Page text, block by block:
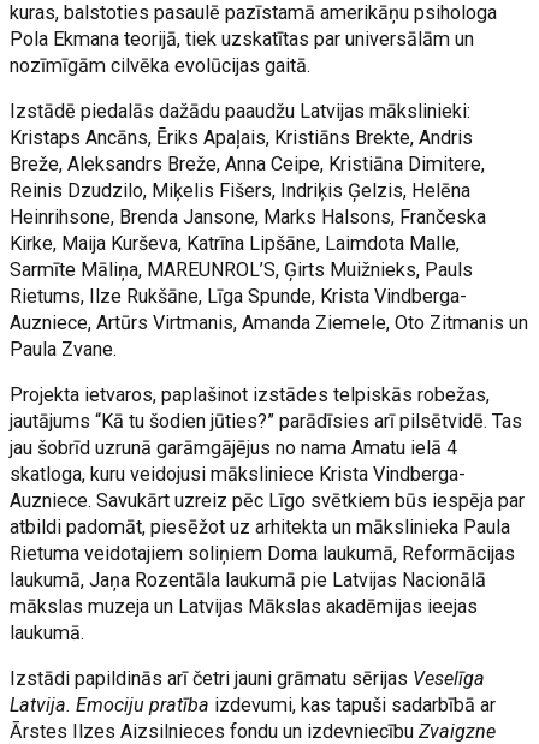
kuras, balstoties pasaulē pazīstamā amerikāņu psihologa
Pola Ekmana teorijā, tiek uzskatītas par universālām un
nozīmīgām cilvēka evolūcijas gaitā.
Izstādē piedalās dažādu paaudžu Latvijas mākslinieki:
Kristaps Ancāns, Ēriks Apaļais, Kristiāns Brekte, Andris
Breže, Aleksandrs Breže, Anna Ceipe, Kristiāna Dimitere,
Reinis Dzudzilo, Miķelis Fišers, Indriķis Ģelzis, Helēna
Heinrihsone, Brenda Jansone, Marks Halsons, Frančeska
Kirke, Maija Kurševa, Katrīna Lipšāne, Laimdota Malle,
Sarmīte Māliņa, MAREUNROL’S, Ģirts Muižnieks, Pauls
Rietums, Ilze Rukšāne, Līga Spunde, Krista Vindberga-
Auzniece, Artūrs Virtmanis, Amanda Ziemele, Oto Zitmanis un
Paula Zvane.
Projekta ietvaros, paplašinot izstādes telpiskās robežas,
jautājums “Kā tu šodien jūties?” parādīsies arī pilsētvidē. Tas
jau šobrīd uzrunā garāmgājējus no nama Amatu ielā 4
skatloga, kuru veidojusi māksliniece Krista Vindberga-
Auzniece. Savukārt uzreiz pēc Līgo svētkiem būs iespēja par
atbildi padomāt, piesēžot uz arhitekta un mākslinieka Paula
Rietuma veidotajiem soliņiem Doma laukumā, Reformācijas
laukumā, Jaņa Rozentāla laukumā pie Latvijas Nacionālā
mākslas muzeja un Latvijas Mākslas akadēmijas ieejas
laukumā.
Izstādi papildinās arī četri jauni grāmatu sērijas Veselīga
Latvija. Emociju pratība izdevumi, kas tapuši sadarbībā ar
Ārstes Ilzes Aizsilnieces fondu un izdevniecībuZvaigzne